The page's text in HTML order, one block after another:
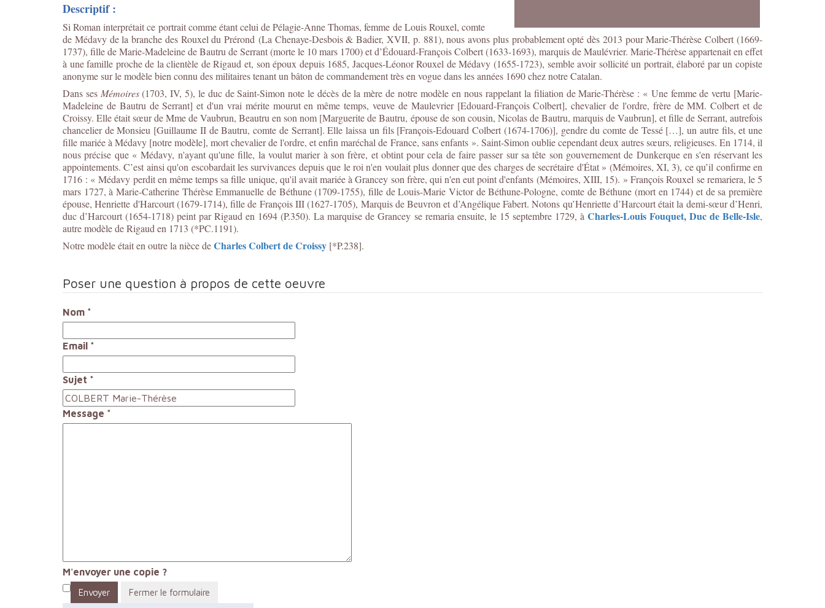
Descriptif :
Si Roman interprétait ce portrait comme étant celui de Pélagie-Anne Thomas, femme de Louis Rouxel, comte
de Médavy de la branche des Rouxel du Prérond (La Chenaye-Desbois & Badier, XVII, p. 881), nous avons plus probablement opté dès 2013 pour Marie-Thérèse Colbert (1669-
1737), fille de Marie-Madeleine de Bautru de Serrant (morte le 10 mars 1700) et d’Édouard-François Colbert (1633-1693), marquis de Maulévrier. Marie-Thérèse appartenait en effet
à une famille proche de la clientèle de Rigaud et, son époux depuis 1685, Jacques-Léonor Rouxel de Médavy (1655-1723), semble avoir sollicité un portrait, élaboré par un copiste
anonyme sur le modèle bien connu des militaires tenant un bâton de commandement très en vogue dans les années 1690 chez notre Catalan.
Dans ses Mémoires(1703, IV, 5), le duc de Saint-Simon note le décès de la mère de notre modèle en nous rappelant la filiation de Marie-Thérèse : « Une femme de vertu [Marie-
Madeleine de Bautru de Serrant] et d'un vrai mérite mourut en même temps, veuve de Maulevrier [Edouard-François Colbert], chevalier de l'ordre, frère de MM. Colbert et de
Croissy. Elle était sœur de Mme de Vaubrun, Beautru en son nom [Marguerite de Bautru, épouse de son cousin, Nicolas de Bautru, marquis de Vaubrun], et fille de Serrant, autrefois
chancelier de Monsieu [Guillaume II de Bautru, comte de Serrant]. Elle laissa un fils [François-Edouard Colbert (1674-1706)], gendre du comte de Tessé […], un autre fils, et une
fille mariée à Médavy [notre modèle], mort chevalier de l'ordre, et enfin maréchal de France, sans enfants ». Saint-Simon oublie cependant deux autres sœurs, religieuses. En 1714, il
nous précise que « Médavy, n'ayant qu'une fille, la voulut marier à son frère, et obtint pour cela de faire passer sur sa tête son gouvernement de Dunkerque en s'en réservant les
appointements. C’est ainsi qu'on escobardait les survivances depuis que le roi n'en voulait plus donner que des charges de secrétaire d'État » (Mémoires, XI, 3), ce qu’il confirme en
1716 : « Médavy perdit en même temps sa fille unique, qu'il avait mariée à Grancey son frère, qui n'en eut point d'enfants (Mémoires, XIII, 15). » François Rouxel se remariera, le 5
mars 1727, à Marie-Catherine Thérèse Emmanuelle de Béthune (1709-1755), fille de Louis-Marie Victor de Béthune-Pologne, comte de Béthune (mort en 1744) et de sa première
épouse, Henriette d'Harcourt (1679-1714), fille de François III (1627-1705), Marquis de Beuvron et d’Angélique Fabert. Notons qu’Henriette d’Harcourt était la demi-sœur d’Henri,
duc d’Harcourt (1654-1718) peint par Rigaud en 1694 (P.350). La marquise de Grancey se remaria ensuite, le 15 septembre 1729, à Charles-Louis Fouquet, Duc de Belle-Isle,
autre modèle de Rigaud en 1713 (*PC.1191).
Notre modèle était en outre la nièce deCharles Colbert de Croissy [*P.238].
Poser une question à propos de cette oeuvre
Nom *
Email *
Sujet *
Message *
M'envoyer une copie ?
Envoyer
Fermer le formulaire